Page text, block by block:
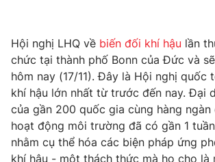
Thế giới đó đây
Câu chuyện quốc tế
Tài chính
Thị trường
Góc doanh nghiệp
Dữ liệu và đời sống
Truyền hình
Phim VTV
Giải trí
Hội nghị LHQ về biến đối khí hậu lần
chức tại thành phố Bonn của Đức và
hôm nay (17/11). Đây là Hội nghị quốc
khí hậu lớn nhất từ trước đến nay. Đại
của gần 200 quốc gia cùng hàng ngàn
hoạt động môi trường đã có gần 1
nhằm cụ thể hóa các biện pháp ứng
khí hậu - một thách thức mà họ cho là